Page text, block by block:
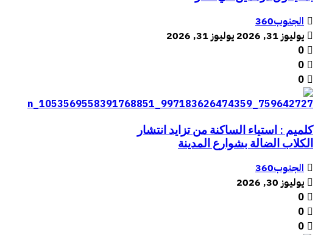
الجنوب360
يوليوز 31, 2026
يوليوز 31, 2026
0
0
0
كلميم : استياء الساكنة من تزايد انتشار
الكلاب الضالة بشوارع المدينة
الجنوب360
يوليوز 30, 2026
0
0
0